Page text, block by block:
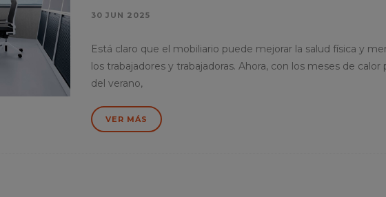
30 JUN 2025
Está claro que el mobiliario puede mejorar la salud física y
los trabajadores y trabajadoras. Ahora, con los meses de calor
del verano,
VER MÁS